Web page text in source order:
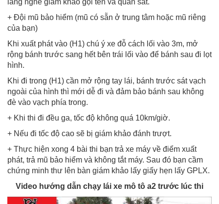
lắng nghe giám khảo gọi tên và quan sát.
+ Đội mũ bảo hiểm (mũ có sẵn ở trung tâm hoặc mũ riêng
của bạn)
Khi xuất phát vào (H1) chú ý xe đỗ cách lối vào 3m, mở
rộng bánh trước sang hết bên trái lối vào để bánh sau đi lọt
hình.
Khi đi trong (H1) cần mở rộng tay lái, bánh trước sát vạch
ngoài của hình thì mới dễ đi và đảm bảo bánh sau không
đè vào vạch phía trong.
+ Khi thi đi đều ga, tốc độ không quá 10km/giờ.
+ Nếu đi tốc độ cao sẽ bị giám khảo đánh trượt.
+ Thực hiện xong 4 bài thi bạn trả xe máy về điểm xuất
phát, trả mũ bảo hiểm và không tắt máy. Sau đó bạn cầm
chứng minh thư lên bàn giám khảo lấy giấy hẹn lấy GPLX.
Video hướng dẫn chạy lái xe mô tô a2 trước lúc thi